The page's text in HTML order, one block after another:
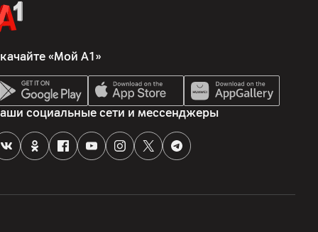
UMTS (3G) 850/900/2100; LTE (4G)
«Мой А1»
социальные сети и мессенджеры